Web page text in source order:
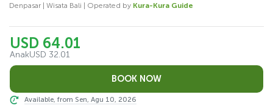
Denpasar | Wisata Bali | Operated by Kura-Kura Guide
USD 64.01
AnakUSD 32.01
Available, from Sen, Agu 10, 2026